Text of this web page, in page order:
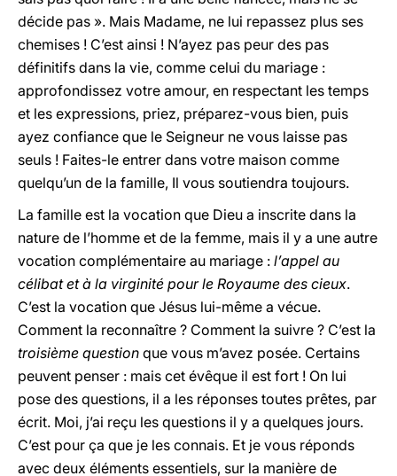
décide pas ». Mais Madame, ne lui repassez plus ses
chemises ! C’est ainsi ! N’ayez pas peur des pas
définitifs dans la vie, comme celui du mariage :
approfondissez votre amour, en respectant les temps
et les expressions, priez, préparez-vous bien, puis
ayez confiance que le Seigneur ne vous laisse pas
seuls ! Faites-le entrer dans votre maison comme
quelqu’un de la famille, Il vous soutiendra toujours.
La famille est la vocation que Dieu a inscrite dans la
nature de l’homme et de la femme, mais il y a une autre
vocation complémentaire au mariage : l’appel au
célibat et à la virginité pour le Royaume des cieux.
C’est la vocation que Jésus lui-même a vécue.
Comment la reconnaître ? Comment la suivre ? C’est la
troisième question que vous m’avez posée. Certains
peuvent penser : mais cet évêque il est fort ! On lui
pose des questions, il a les réponses toutes prêtes, par
écrit. Moi, j’ai reçu les questions il y a quelques jours.
C’est pour ça que je les connais. Et je vous réponds
avec deux éléments essentiels, sur la manière de